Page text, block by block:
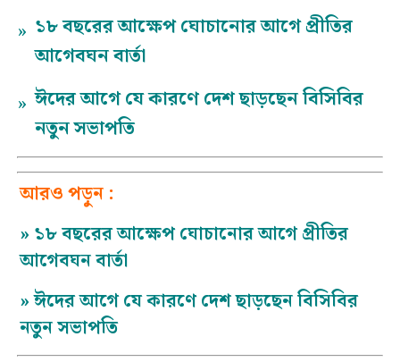
» ১৮ বছরের আক্ষেপ ঘোচানোর আগে প্রীতির
আগেবঘন বার্তা
» ঈদের আগে যে কারণে দেশ ছাড়ছেন বিসিবির
নতুন সভাপতি
আরও পড়ুন :
» ১৮ বছরের আক্ষেপ ঘোচানোর আগে প্রীতির
আগেবঘন বার্তা
»ঈদের আগে যে কারণে দেশ ছাড়ছেন বিসিবির
নতুন সভাপতি